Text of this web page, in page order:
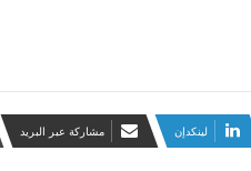
لينكدإن مشاركة عبر البريد